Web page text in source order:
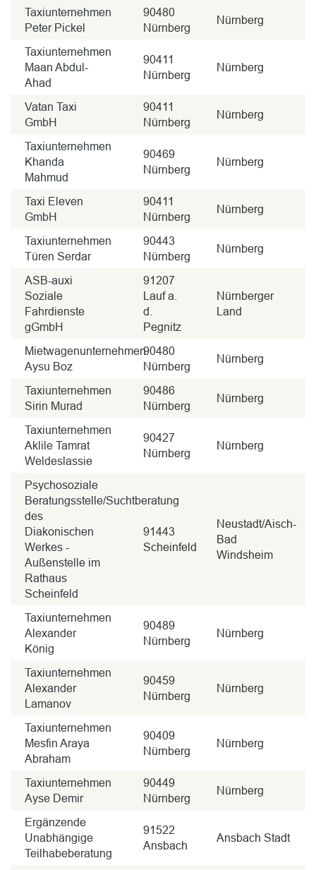
Taxiunternehmen
Peter Pickel
90480
Nürnberg
Nürnberg
Taxiunternehmen
Maan Abdul-
Ahad
90411
Nürnberg
Nürnberg
Vatan Taxi
GmbH
90411
Nürnberg
Nürnberg
Taxiunternehmen
Khanda
Mahmud
90469
Nürnberg
Nürnberg
Taxi Eleven
GmbH
90411
Nürnberg
Nürnberg
Taxiunternehmen
Türen Serdar
90443
Nürnberg
Nürnberg
ASB-auxi
Soziale
Fahrdienste
gGmbH
91207
Lauf a.
d.
Pegnitz
Nürnberger
Land
Mietwagenunternehmen
Aysu Boz
90480
Nürnberg
Nürnberg
Taxiunternehmen
Sirin Murad
90486
Nürnberg
Nürnberg
Taxiunternehmen
Aklile Tamrat
Weldeslassie
90427
Nürnberg
Nürnberg
Psychosoziale
Beratungsstelle/Suchtberatung
des
Diakonischen
Werkes -
Außenstelle im
Rathaus
Scheinfeld
91443
Scheinfeld
Neustadt/Aisch-
Bad
Windsheim
Taxiunternehmen
Alexander
König
90489
Nürnberg
Nürnberg
Taxiunternehmen
Alexander
Lamanov
90459
Nürnberg
Nürnberg
Taxiunternehmen
Mesfin Araya
Abraham
90409
Nürnberg
Nürnberg
Taxiunternehmen
Ayse Demir
90449
Nürnberg
Nürnberg
Ergänzende
Unabhängige
Teilhabeberatung
91522
Ansbach
Ansbach Stadt